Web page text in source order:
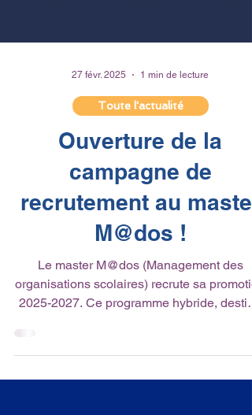
27 févr. 2025 1 min de lecture
Toute l'actualité
Ouverture de la
campagne de
recrutement au master
M@dos !
Le master M@dos (Management des
organisations scolaires) recrute sa